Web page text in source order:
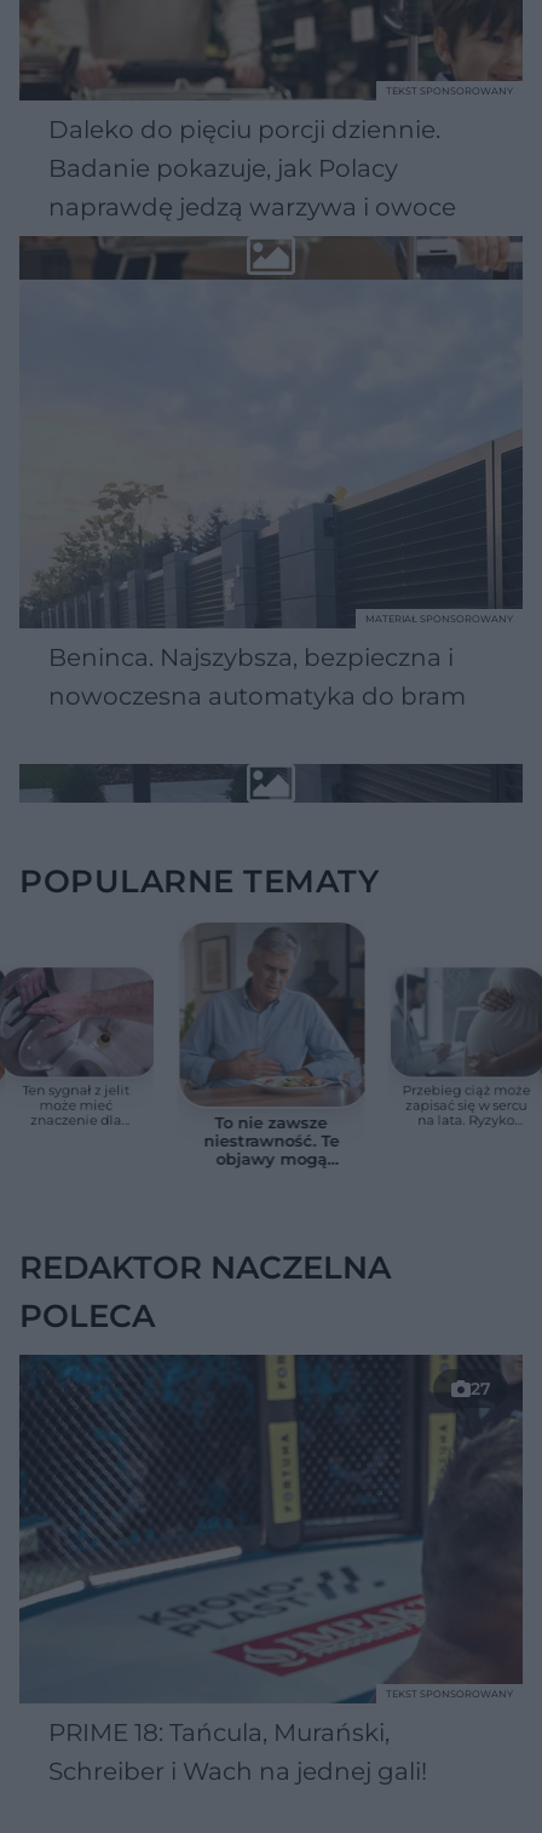
Daleko do pięciu porcji dziennie.
Badanie pokazuje, jak Polacy
naprawdę jedzą warzywa i owoce
TEKST SPONSOROWANY
Beninca. Najszybsza, bezpieczna i
nowoczesna automatyka do bram
MATERIAŁ SPONSOROWANY
POPULARNE TEMATY
Ten sygnał z jelit
może mieć
znaczenie dla
To nie zawsze
niestrawność. Te
objawy mogą
Przebieg ciąż może
zapisać się w sercu
na lata. Ryzyko
REDAKTOR NACZELNA
POLECA
27
PRIME 18: Tańcula, Murański,
Schreiber i Wach na jednej gali!
TEKST SPONSOROWANY